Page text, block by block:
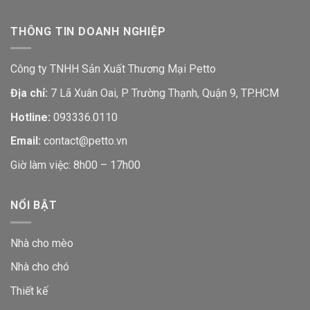
Chọn Nhà Cho Chó Như Thế Nào Là Chuẩn?
Tính kích thước phù hợp
Việc lựa chọn một
được mức độ quan tâm của bạn dành cho cún yêu. Trong đó,
chỉ giúp cho chú chó của bạn có không gian sinh hoạt và
THÔNG TIN DOANH NGHIỆP
Công ty TNHH Sản Xuất Thương Mại Petto
Địa chỉ: 7 Lã Xuân Oai, P Trường Thạnh, Quận 9, TP.HCM
Hotline: 093336.0110
Email: contact@petto.vn
Giờ làm việc: 8h00 – 17h00
NỔI BẬT
Nhà cho mèo
Nhà cho chó
Thiết kế